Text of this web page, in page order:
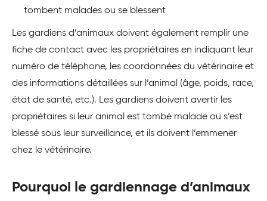
tombent malades ou se blessent
Les gardiens d’animaux doivent également remplir une
fiche de contact avec les propriétaires en indiquant leur
numéro de téléphone, les coordonnées du vétérinaire et
des informations détaillées sur l’animal (âge, poids, race,
état de santé, etc.). Les gardiens doivent avertir les
propriétaires si leur animal est tombé malade ou s’est
blessé sous leur surveillance, et ils doivent l’emmener
chez le vétérinaire.
Pourquoi le gardiennage d’animaux